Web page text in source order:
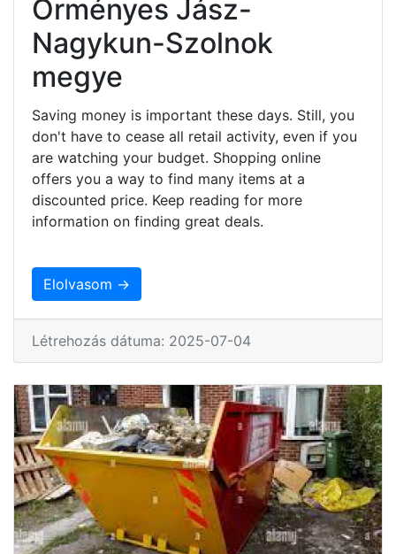
Örményes Jász-
Nagykun-Szolnok
megye
Saving money is important these days. Still, you
don't have to cease all retail activity, even if you
are watching your budget. Shopping online
offers you a way to find many items at a
discounted price. Keep reading for more
information on finding great deals.
Elolvasom →
Létrehozás dátuma: 2025-07-04